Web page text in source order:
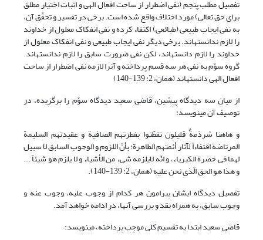
تفصیل مطلب پنجم (نفی اضطرار از ساحت افعال الهی و اثبات اختیار مطلق
برای حق تعالی) مورد اختلاف واقع شده است. برخی در تفسیر و تحقّق آن،
به نفی ایجاب طبیعی (طبائعی) اکتفاء کرده و نفی انفکاک معلول از خداوند
را لازم ندانسته‏اند. برخی دیگر نفی ایجاب طبیعی و نفی انفکاک معلول از
خداوند را لازم دانسته‏اند، لکن نفی ضرورت سابق را لازم ندانسته‏اند.
گروه سوّم به نفی هر سه قسم پرداخته و آن‏را لازمه نفی اضطرار از ساحت
افعال الهی دانسته‏اند (همان، 2: 139-140)
از میان سه دیدگاه پیشین، قاضی سعید دیدگاه سوّم را برگزیده، در
توصیف آن می‏نویسد:
و هاهنا شرذمةٌ قلیلون تفطّنوا بفطرتهم الصافیة و عقیدتهم السلیمة
المرتاضة اقتفاءاً لآثار أئمتهم الطاهرة: بأنّ اللزوم و الوجوب السابق‏ لا سبیل
لهما فی حضرة الکبریاء، و انّه لایلزمه شی‏ء من الأشیاء و لا یلزم هو شیئاً ...
و هذا هو الحق الّذی نحن علیه (همان، 2: 139-140).
تفصیل دیدگاه ایشان پیرامون هر کدام از وجوب علیه، وجوب عنه و
وجوب سابق، به همراه نقد و بررسی آنها، در ادامه خواهد آمد.
قاضی سعید ابتدا به تقسیم کلی موجِب پرداخته، می‏نویسد: